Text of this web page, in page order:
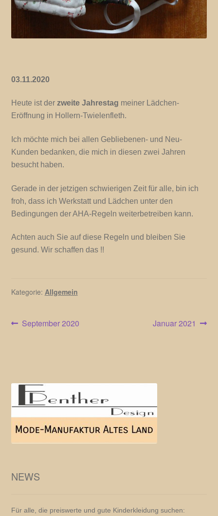
03.11.2020
Heute ist der zweite Jahrestag meiner Lädchen-
Eröffnung in Hollern-Twielenfleth.
Ich möchte mich bei allen Gebliebenen- und Neu-
Kunden bedanken, die mich in diesen zwei Jahren
besucht haben.
Gerade in der jetzigen schwierigen Zeit für alle, bin ich
froh, dass ich Werkstatt und Lädchen unter den
Bedingungen der AHA-Regeln weiterbetreiben kann.
Achten auch Sie auf diese Regeln und bleiben Sie
gesund. Wir schaffen das !!
Kategorie: Allgemein
Beitragsnavigation
Vorheriger
September 2020
Nächster
Januar 2021
NEWS
Für alle, die preiswerte und gute Kinderkleidung suchen: